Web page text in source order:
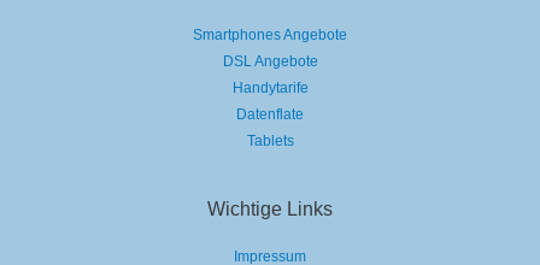
Smartphones Angebote
DSL Angebote
Handytarife
Datenflate
Tablets
Wichtige Links
Impressum